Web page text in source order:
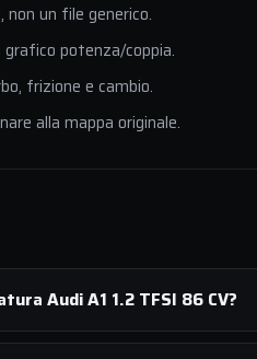
un file generico.
grafico potenza/coppia.
frizione e cambio.
alla mappa originale.
Audi A1 1.2 TFSI 86 CV?